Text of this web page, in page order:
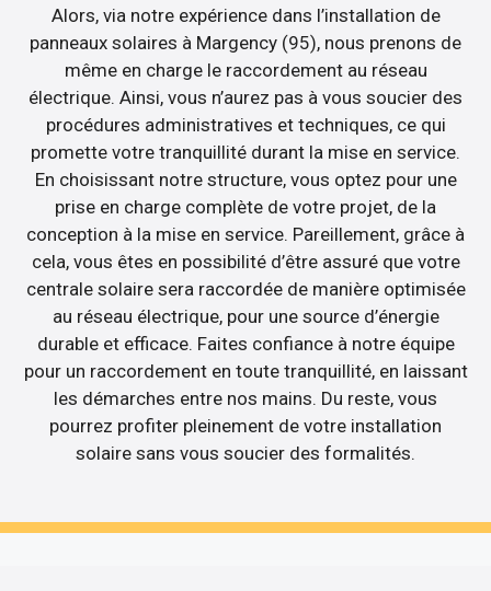
Alors, via notre expérience dans l’installation de
panneaux solaires à Margency (95), nous prenons de
même en charge le raccordement au réseau
électrique. Ainsi, vous n’aurez pas à vous soucier des
procédures administratives et techniques, ce qui
promette votre tranquillité durant la mise en service.
En choisissant notre structure, vous optez pour une
prise en charge complète de votre projet, de la
conception à la mise en service. Pareillement, grâce à
cela, vous êtes en possibilité d’être assuré que votre
centrale solaire sera raccordée de manière optimisée
au réseau électrique, pour une source d’énergie
durable et efficace. Faites confiance à notre équipe
pour un raccordement en toute tranquillité, en laissant
les démarches entre nos mains. Du reste, vous
pourrez profiter pleinement de votre installation
solaire sans vous soucier des formalités.